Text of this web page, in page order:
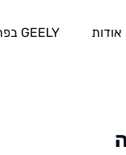
אודות GEELY בפריסה ארצית